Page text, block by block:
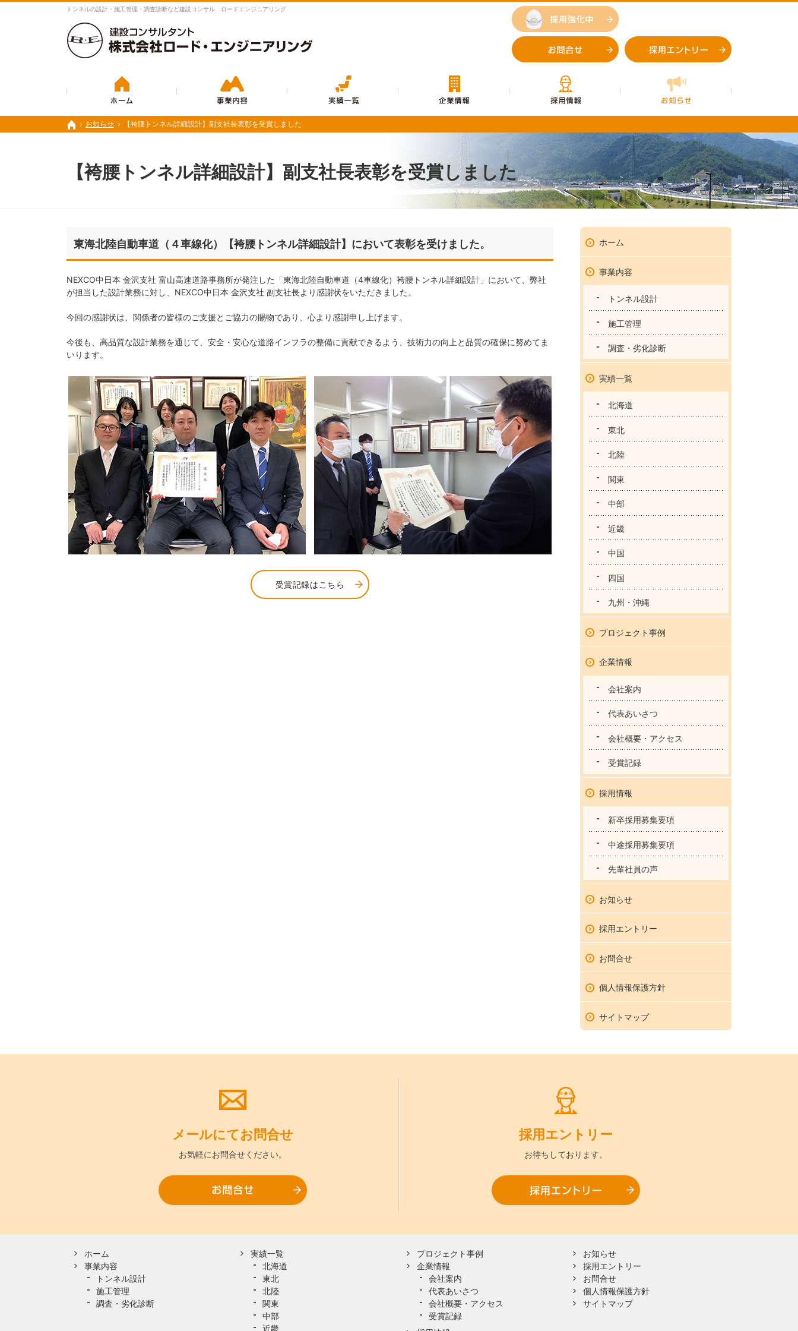
ホーム
お知らせ 【袴腰トンネル詳細設計】副支社長表彰を受賞しました
【袴腰トンネル詳細設計】副支社長表彰を受賞しました
豊富な実績と経験で、さまざまな業務に対応いたします。
トンネルの設計・施工管理・調査診断など建設コンサル ロードエンジニアリング
東海北陸自動車道（４車線化）【袴腰トンネル詳細設計】において表彰を受けました。
NEXCO中日本 金沢支社 富山高速道路事務所が発注した「東海北陸自動車道（4車線化）袴腰トンネル詳細設計」において、弊社
が担当した設計業務に対し、NEXCO中日本 金沢支社 副支社長より感謝状をいただきました。
今回の感謝状は、関係者の皆様のご支援とご協力の賜物であり、心より感謝申し上げます。
今後も、高品質な設計業務を通じて、安全・安心な道路インフラの整備に貢献できるよう、技術力の向上と品質の確保に努めてま
いります。
受賞記録はこちら
ホーム
事業内容
トンネル設計
施工管理
調査・劣化診断
実績一覧
北海道
東北
北陸
関東
中部
近畿
中国
四国
九州・沖縄
プロジェクト事例
企業情報
会社案内
代表あいさつ
会社概要・アクセス
受賞記録
採用情報
新卒採用募集要項
中途採用募集要項
先輩社員の声
お知らせ
採用エントリー
お問合せ
個人情報保護方針
サイトマップ
お問合せ
ホーム
お知らせ 【袴腰トンネル詳細設計】副支社長表彰を受賞しました
メールにてお問合せ
お気軽にお問合せください。
採用エントリー
お待ちしております。
ホーム
事業内容
トンネル設計
施工管理
調査・劣化診断
実績一覧
北海道
東北
北陸
関東
中部
近畿
プロジェクト事例
企業情報
会社案内
代表あいさつ
会社概要・アクセス
受賞記録
お知らせ
採用エントリー
お問合せ
個人情報保護方針
サイトマップ